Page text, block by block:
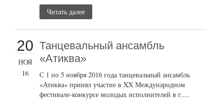
Читать далее
20
НОЯ
16
Танцевальный ансамбль
«Атиква»
С 1 по 5 ноября 2016 года танцевальный ансамбль
«Атиква» принял участие в XX Международном
фестивале-конкурсе молодых исполнителей в г....